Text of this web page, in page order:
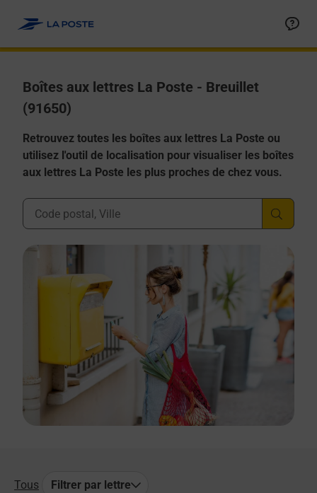
Boîtes aux lettres La Poste - Breuillet
(91650)
Retrouvez toutes les boîtes aux lettres La Poste ou
utilisez l'outil de localisation pour visualiser les boîtes
aux lettres La Poste les plus proches de chez vous.
Ville, Département, Code Postal
Tous Filtrer par lettre